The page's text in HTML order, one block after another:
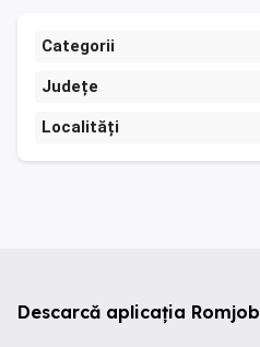
Categorii
Județe
Localități
Descarcă aplicația Romjob